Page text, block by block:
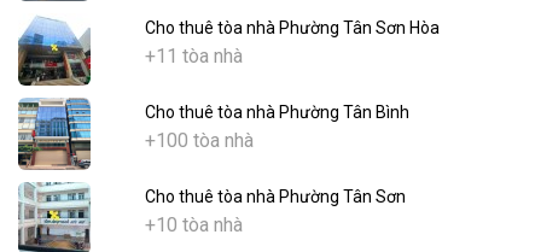
Cho thuê tòa nhà Phường Tân Sơn Hòa
+11 tòa nhà
Cho thuê tòa nhà Phường Tân Bình
+100 tòa nhà
Cho thuê tòa nhà Phường Tân Sơn
+10 tòa nhà